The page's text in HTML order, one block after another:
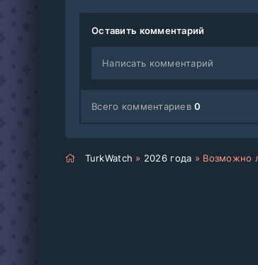
Оставить комментарий
Написать комментарий
Всего комментариев0
TurkWatch » 2026 года » Возможно